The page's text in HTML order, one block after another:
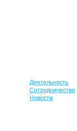
Деятельность
Сотрудничество
Новости